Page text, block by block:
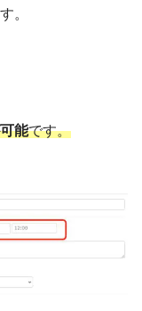
。
能です。